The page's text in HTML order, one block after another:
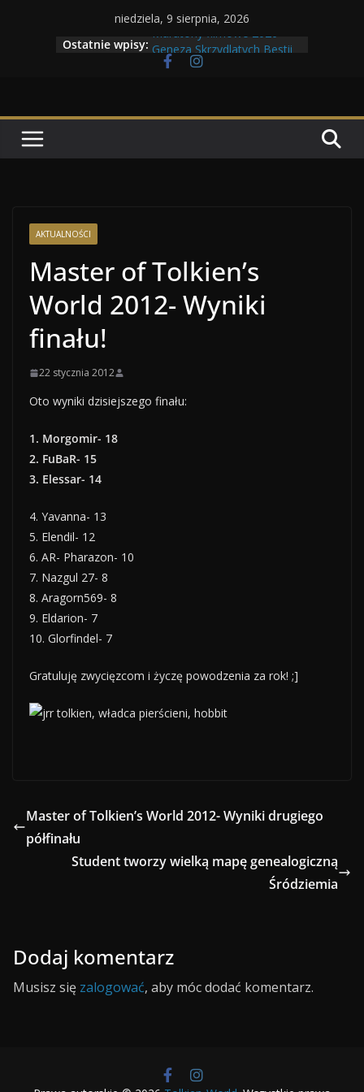
niedziela, 9 sierpnia, 2026
Ostatnie wpisy:
Maratony filmowe 2026
Geneza Skrzydlatych Bestii
Wojna krasnoludów z elfami
AKTUALNOŚCI
Master of Tolkien’s
World 2012- Wyniki
finału!
22 stycznia 2012
Oto wyniki dzisiejszego finału:
1. Morgomir- 18
2. FuBaR- 15
3. Elessar- 14
4. Yavanna- 13
5. Elendil- 12
6. AR- Pharazon- 10
7. Nazgul 27- 8
8. Aragorn569- 8
9. Eldarion- 7
10. Glorfindel- 7
Gratuluję zwycięzcom i życzę powodzenia za rok! ;]
Master of Tolkien’s World 2012- Wyniki drugiego
półfinału
Student tworzy wielką mapę genealogiczną
Śródziemia
Dodaj komentarz
Musisz się zalogować, aby móc dodać komentarz.